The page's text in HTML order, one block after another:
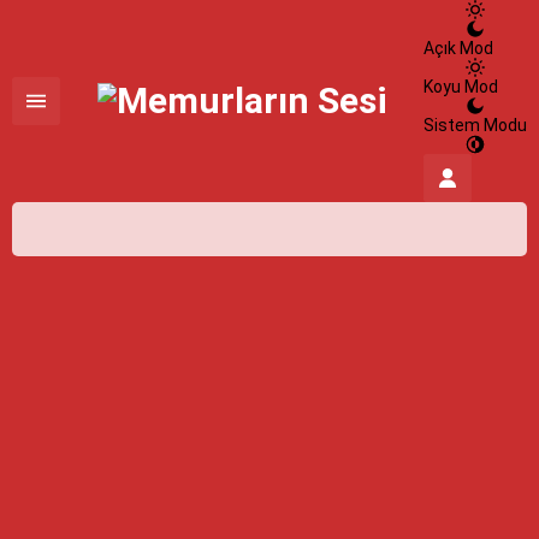
Açık Mod
Koyu Mod
Sistem Modu
İstanbulİlçe Seçin